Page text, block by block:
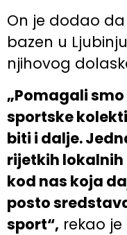
On je dodao
bazen u
njihovog
„Pomagali smo
sportske
biti i dalje.
rijetkih
kod nas koja
posto
sport“, rekao je